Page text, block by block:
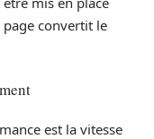
convertit le
est la vitesse